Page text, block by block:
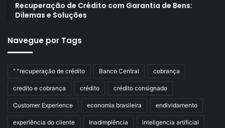
Recuperação de Crédito com Garantia de Bens:
Dilemas e Soluções
Navegue por Tags
" "recuperação de crédito Banco Central cobrança
credito e cobrança crédito crédito consignado
Customer Experience economia brasileira endividamento
experiência do cliente Inadimplência inteligencia artificial